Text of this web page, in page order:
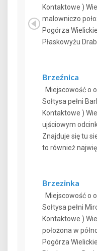
Kontaktowe )
malowniczo
Pogórza
Płaskowyżu
Brzeźnica
Miejscowość o
Sołtysa pełni
Kontaktowe )
ujściowym
Znajduje się tu
to również
Brzezinka
Miejscowość o
Sołtysa pełni
Kontaktowe )
położona w
Pogórza